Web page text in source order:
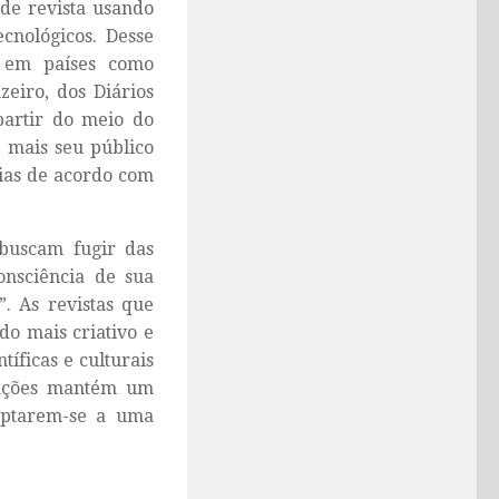
revista usando
Desse
países como
, dos Diários
do meio do
mais seu público
de acordo com
fugir das
de sua
As revistas que
mais criativo e
e culturais
mantém um
se a uma